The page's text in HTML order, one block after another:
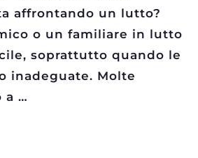
affrontando un lutto?
o un familiare in lutto
soprattutto quando le
inadeguate. Molte
a …